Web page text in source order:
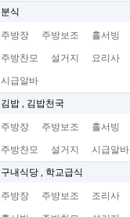
분식
주방장 주방보조 홀서빙
주방찬모 설거지 요리사
시급알바
김밥 , 김밥천국
주방장 주방보조 홀서빙
주방찬모 설거지 시급알바
구내식당 , 학교급식
주방장 주방보조 조리사